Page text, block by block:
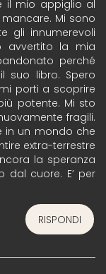
il mio appiglio al
Mi sono
gli innumerevoli
avvertito la mia
perché
suo libro. Spero
porti a scoprire
potente. Mi sto
fragili.
in un mondo che
extra-terrestre
la speranza
dal cuore. E’ per
RISPONDI